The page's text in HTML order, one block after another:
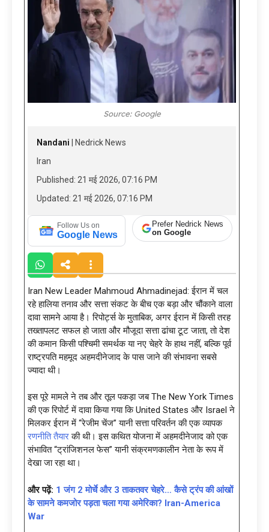
Source: Google
Nandani | Nedrick News
Iran
Published: 21 मई 2026, 07:16 PM
Updated: 21 मई 2026, 07:16 PM
Follow Us on
Google News
Prefer Nedrick News
on Google
Iran New Leader Mahmoud Ahmadinejad: ईरान में चल
रहे हालिया तनाव और सत्ता संकट के बीच एक बड़ा और चौंकाने वाला
दावा सामने आया है। रिपोर्ट्स के मुताबिक, अगर ईरान में किसी तरह
तख्तापलट सफल हो जाता और मौजूदा सत्ता ढांचा टूट जाता, तो देश
की कमान किसी पश्चिमी समर्थक या नए चेहरे के हाथ नहीं, बल्कि पूर्व
राष्ट्रपति महमूद अहमदीनेजाद के पास जाने की संभावना सबसे
ज्यादा थी।
इस पूरे मामले ने तब और तूल पकड़ा जब The New York Times
की एक रिपोर्ट में दावा किया गया कि United States और Israel ने
मिलकर ईरान में “रेजीम चेंज” यानी सत्ता परिवर्तन की एक व्यापक
रणनीति तैयारकी थी। इस कथित योजना में अहमदीनेजाद को एक
संभावित “ट्रांजिशनल फेस” यानी संक्रमणकालीन नेता के रूप में
देखा जा रहा था।
और पढ़ें: 1 जंग 2 मोर्चे और 3 ताकतवर चेहरे… कैसे ट्रंप की आंखों
के सामने कमजोर पड़ता चला गया अमेरिका? Iran-America
War